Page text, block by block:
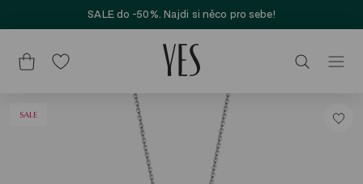
SALE do -50%. Najdi si něco pro sebe!
SALE